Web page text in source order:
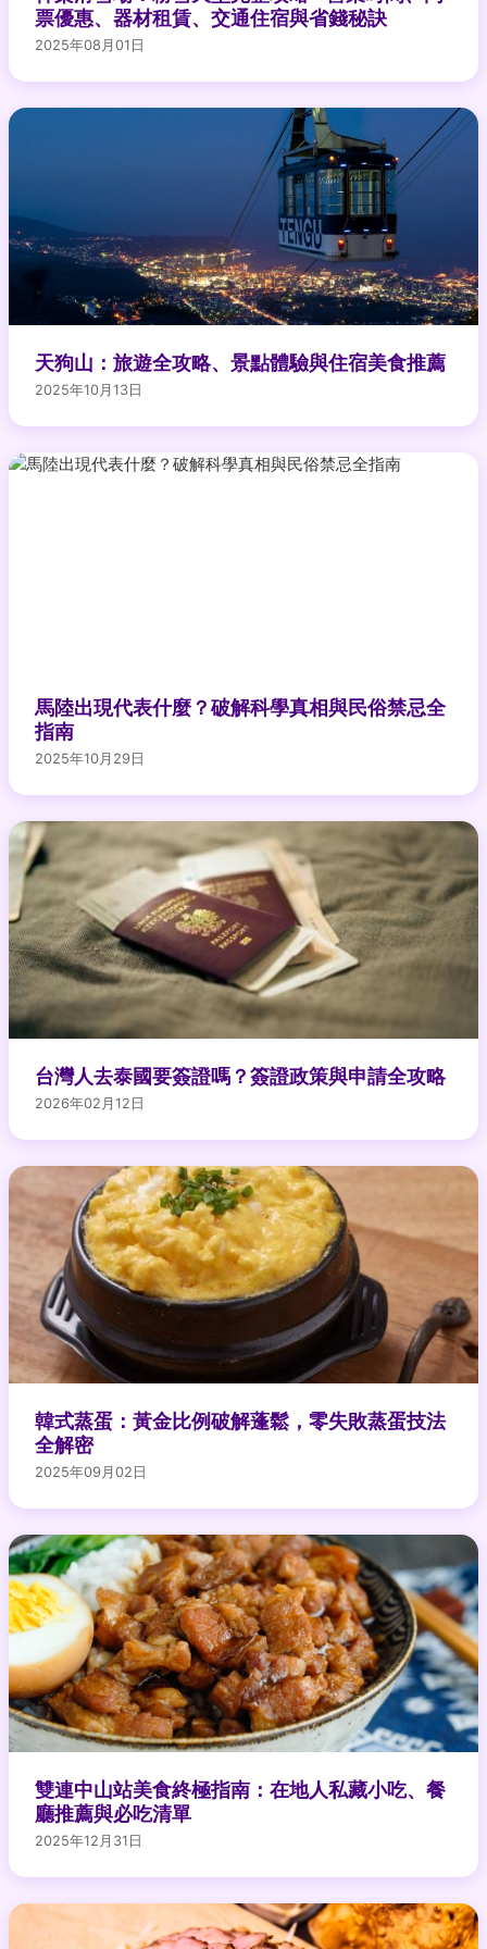
票優惠、器材租賃、交通住宿與省錢秘訣
2025年08月01日
天狗山：旅遊全攻略、景點體驗與住宿美食推薦
2025年10月13日
馬陸出現代表什麼？破解科學真相與民俗禁忌全
指南
2025年10月29日
台灣人去泰國要簽證嗎？簽證政策與申請全攻略
2026年02月12日
韓式蒸蛋：黃金比例破解蓬鬆，零失敗蒸蛋技法
全解密
2025年09月02日
雙連中山站美食終極指南：在地人私藏小吃、餐
廳推薦與必吃清單
2025年12月31日